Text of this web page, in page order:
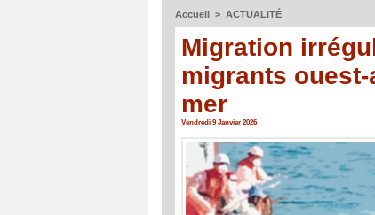
Accueil > ACTUALITÉ
Migration
migrants
mer
Vendredi 9 Janvier 2026